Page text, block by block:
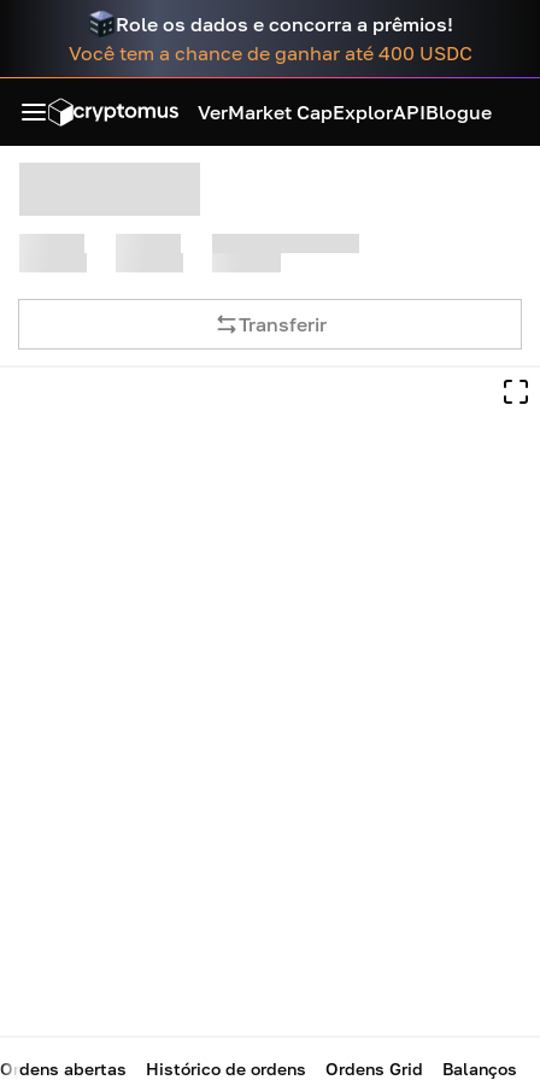
Role os dados e concorra a prêmios!
Você tem a chance de ganhar até 400 USDC
VerMarket CapExplorAPIBlogue
Transferir
Ordens abertas Histórico de ordens Ordens Grid Balanços